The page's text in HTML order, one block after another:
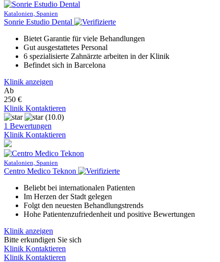
Katalonien, Spanien
Sonrie Estudio Dental
Bietet Garantie für viele Behandlungen
Gut ausgestattetes Personal
6 spezialisierte Zahnärzte arbeiten in der Klinik
Befindet sich in Barcelona
Klinik anzeigen
Ab
250 €
Klinik Kontaktieren
(10.0)
1 Bewertungen
Klinik Kontaktieren
Katalonien, Spanien
Centro Medico Teknon
Beliebt bei internationalen Patienten
Im Herzen der Stadt gelegen
Folgt den neuesten Behandlungstrends
Hohe Patientenzufriedenheit und positive Bewertungen
Klinik anzeigen
Bitte erkundigen Sie sich
Klinik Kontaktieren
Klinik Kontaktieren